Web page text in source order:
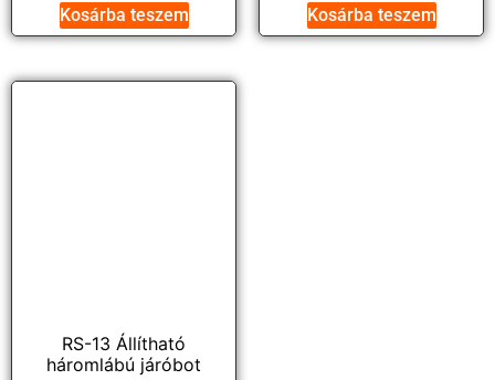
Kosárba teszem Kosárba teszem
RS-13 Állítható
háromlábú járóbot